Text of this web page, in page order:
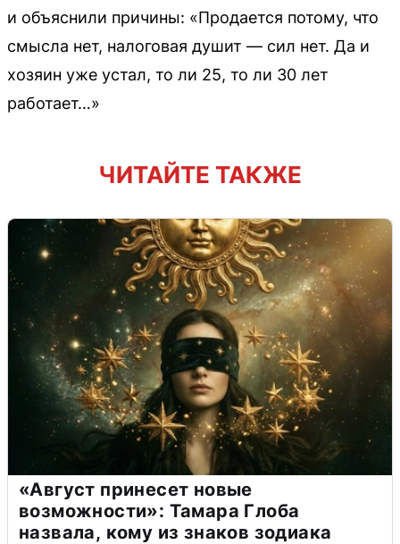
и объяснили причины: «Продается потому, что
смысла нет, налоговая душит — сил нет. Да и
хозяин уже устал, то ли 25, то ли 30 лет
работает…»
ЧИТАЙТЕ ТАКЖЕ
«Август принесет новые
возможности»: Тамара Глоба
назвала, кому из знаков зодиака